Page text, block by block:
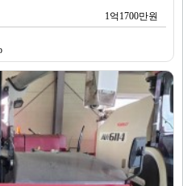
1억1700만원